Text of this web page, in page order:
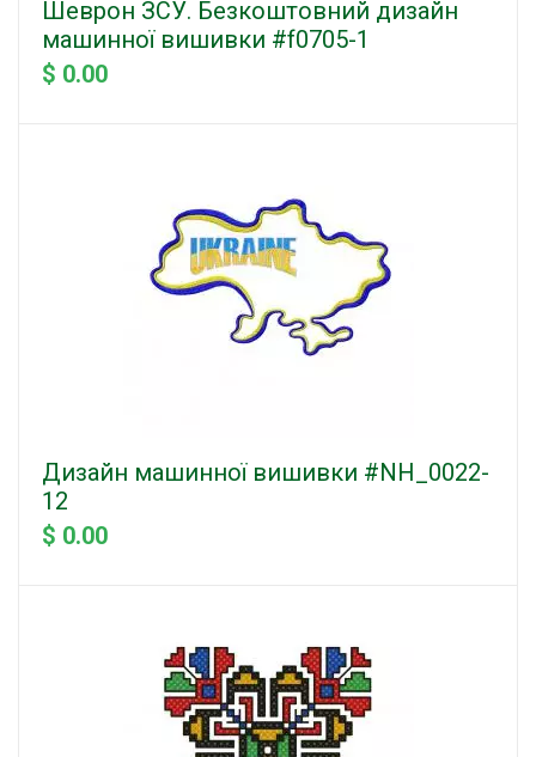
Шеврон ЗСУ. Безкоштовний дизайн
машинної вишивки #f0705-1
$ 0.00
Дизайн машинної вишивки #NH_0022-
12
$ 0.00